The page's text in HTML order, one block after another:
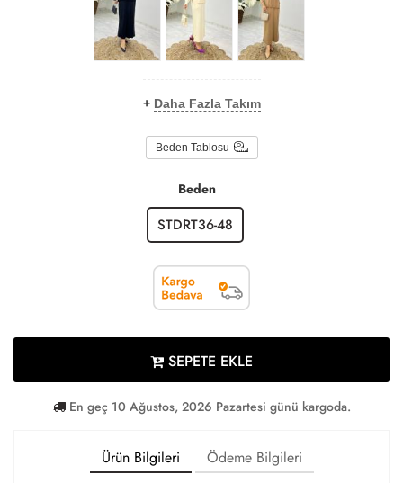
+ Daha Fazla Takım
Beden Tablosu
Beden
STDRT36-48
SEPETE EKLE
En geç 10 Ağustos, 2026 Pazartesi günü kargoda.
Ürün Bilgileri
Ödeme Bilgileri